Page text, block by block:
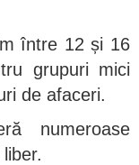
între 12 și 16
grupuri mici
de afaceri.
numeroase